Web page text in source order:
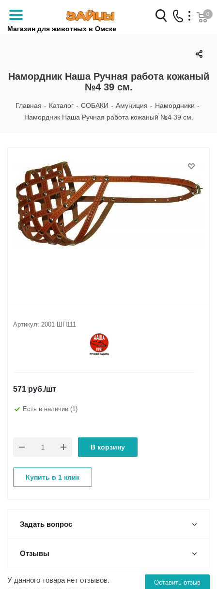
Магазин для животных в Омске
Заказать звонок
+7 (3812) 79-04-04
+7 (950) 959-88-32
0
Намордник Наша Ручная работа кожаный
№4 39 см.
Главная - Каталог - СОБАКИ - Амуниция - Намордники -
Намордник Наша Ручная работа кожаный №4 39 см.
Артикул: 2001 ШП111
571 руб./шт
Есть в наличии (1)
В корзину
Купить в 1 клик
Задать вопрос
Отзывы
Оставить отзыв
У данного товара нет отзывов.